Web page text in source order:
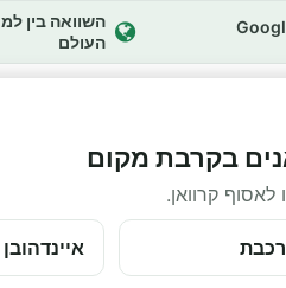
העולם
בקרבת מקום
לאסוף קרוואן.